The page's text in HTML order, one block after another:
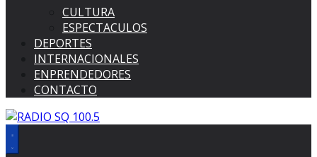
CULTURA
ESPECTACULOS
DEPORTES
INTERNACIONALES
ENPRENDEDORES
CONTACTO